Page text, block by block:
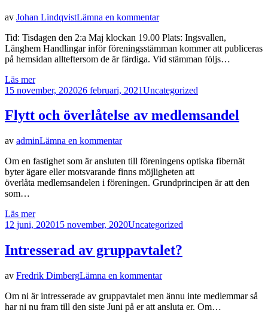
av Johan LindqvistLämna en kommentarpå
2023
Tid: Tisdagen den 2:a Maj klockan 19.00 Plats: Ingsvallen,
Länghem Handlingar inför föreningsstämman kommer att publiceras
på hemsidan allteftersom de är färdiga. Vid stämman följs…
Läs mer
Publicerad
15 november, 202026 februari, 2021Uncategorized
Flytt och överlåtelse av medlemsandel
av adminLämna en kommentarpå
och
överlåtelse
av
Om en fastighet som är ansluten till föreningens optiska fibernät
byter ägare eller motsvarande finns möjligheten att
överlåta medlemsandelen i föreningen. Grundprincipen är att den
som…
Läs mer
Publicerad
12 juni, 202015 november, 2020Uncategorized
Intresserad av gruppavtalet?
av Fredrik DimbergLämna en kommentarpå
av
gruppavtalet?
Om ni är intresserade av gruppavtalet men ännu inte medlemmar så
har ni nu fram till den siste Juni på er att ansluta er. Om…